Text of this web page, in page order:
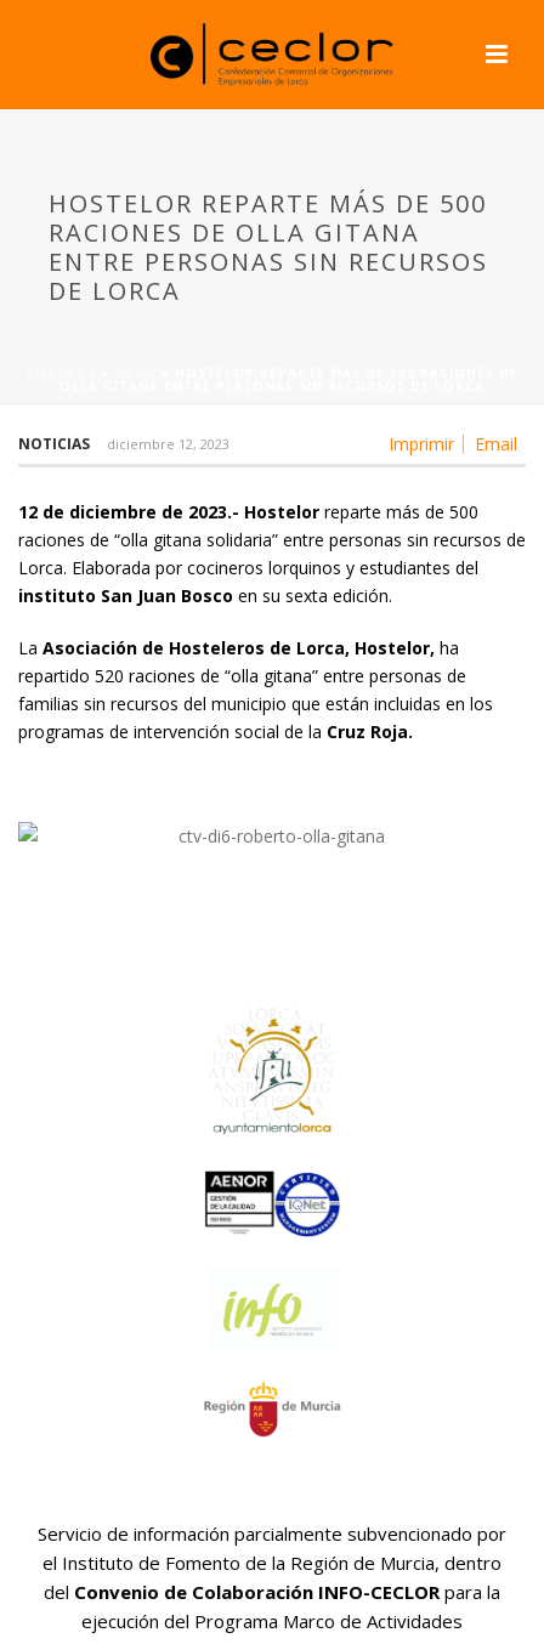
HOSTELOR REPARTE MÁS DE 500
RACIONES DE OLLA GITANA
ENTRE PERSONAS SIN RECURSOS
DE LORCA
Imprimir Email
NOTICIAS diciembre 12, 2023
12 de diciembre de 2023.- Hostelor reparte más de 500
raciones de “olla gitana solidaria” entre personas sin recursos de
Lorca. Elaborada por cocineros lorquinos y estudiantes del
instituto San Juan Bosco en su sexta edición.
La Asociación de Hosteleros de Lorca, Hostelor, ha
repartido 520 raciones de “olla gitana” entre personas de
familias sin recursos del municipio que están incluidas en los
programas de intervención social de la Cruz Roja.
Servicio de información parcialmente subvencionado por
el Instituto de Fomento de la Región de Murcia, dentro
del Convenio de Colaboración INFO-CECLOR para la
ejecución del Programa Marco de Actividades